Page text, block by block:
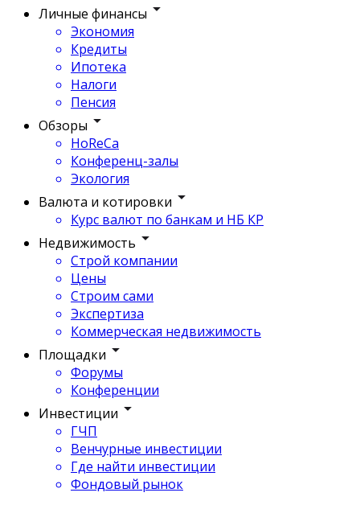
Личные финансы
Экономия
Кредиты
Ипотека
Налоги
Пенсия
Обзоры
HoReCa
Конференц-залы
Экология
Валюта и котировки
Курс валют по банкам и НБ КР
Недвижимость
Строй компании
Цены
Строим сами
Экспертиза
Коммерческая недвижимость
Площадки
Форумы
Конференции
Инвестиции
ГЧП
Венчурные инвестиции
Где найти инвестиции
Фондовый рынок